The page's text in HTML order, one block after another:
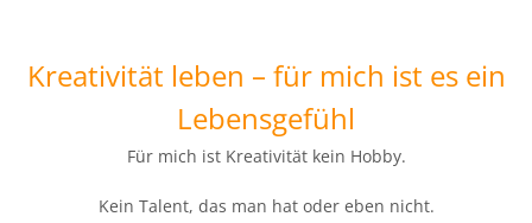
Kreativität leben – für mich ist es ein
Lebensgefühl
Für mich ist Kreativität kein Hobby.
Kein Talent, das man hat oder eben nicht.